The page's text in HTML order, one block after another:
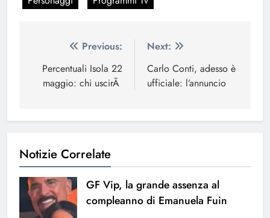
Navigazione
articoli
Previous:
Percentuali Isola 22
maggio: chi uscirÃ
Next:
Carlo Conti, adesso è
ufficiale: l’annuncio
Notizie Correlate
GF Vip, la grande assenza al
compleanno di Emanuela Fuin